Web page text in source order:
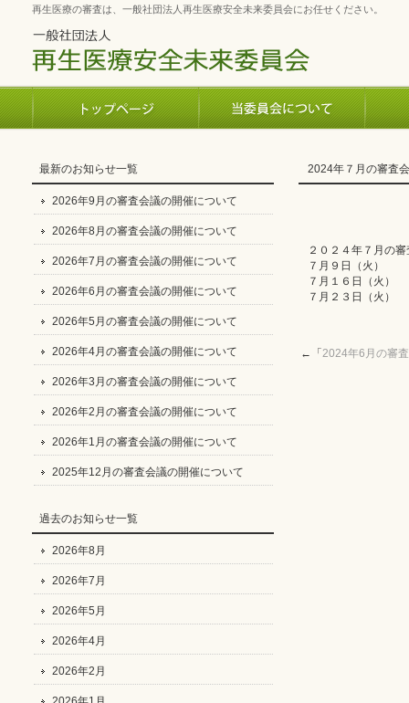
再生医療の審査は、一般社団法人再生医療安全未来委員会にお任せください。
2024年７月の審査
２０２４年７月の
７月９日（火）
７月１６日（火）
７月２３日（火）
←「 2024年6月の審
最新のお知らせ一覧
2026年9月の審査会議の開催について
2026年8月の審査会議の開催について
2026年7月の審査会議の開催について
2026年6月の審査会議の開催について
2026年5月の審査会議の開催について
2026年4月の審査会議の開催について
2026年3月の審査会議の開催について
2026年2月の審査会議の開催について
2026年1月の審査会議の開催について
2025年12月の審査会議の開催について
過去のお知らせ一覧
2026年8月
2026年7月
2026年5月
2026年4月
2026年2月